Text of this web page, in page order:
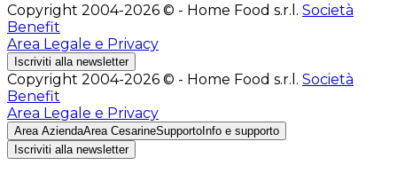
Copyright 2004-2026 © - Home Food s.r.l. Società
Benefit
Area Legale e Privacy
Iscriviti alla newsletter
Copyright 2004-2026 © - Home Food s.r.l. Società
Benefit
Area Legale e Privacy
Area AziendaArea CesarineSupporto Info e supporto
Iscriviti alla newsletter